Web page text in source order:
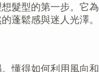
髮型的第一步。它為
蓬鬆感與迷人光澤。
懂得如何利用風向和